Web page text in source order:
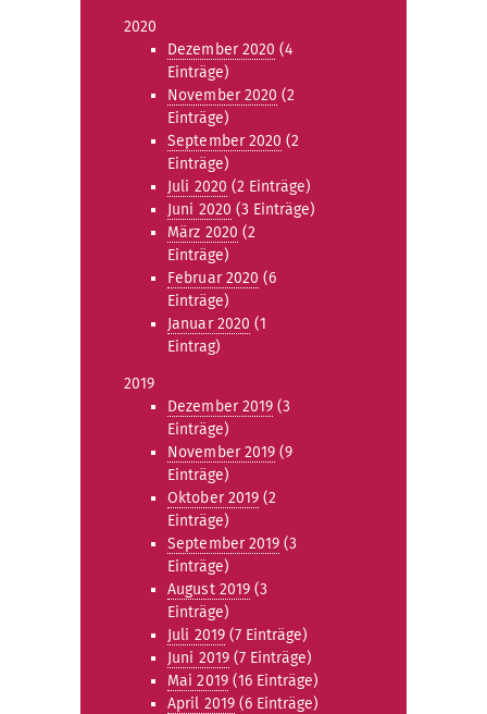
2020
Dezember 2020 (4
Einträge)
November 2020 (2
Einträge)
September 2020 (2
Einträge)
Juli 2020 (2 Einträge)
Juni 2020 (3 Einträge)
März 2020 (2
Einträge)
Februar 2020 (6
Einträge)
Januar 2020 (1
Eintrag)
2019
Dezember 2019 (3
Einträge)
November 2019 (9
Einträge)
Oktober 2019 (2
Einträge)
September 2019 (3
Einträge)
August 2019 (3
Einträge)
Juli 2019(7 Einträge)
Juni 2019(7 Einträge)
Mai 2019(16 Einträge)
April 2019 (6 Einträge)